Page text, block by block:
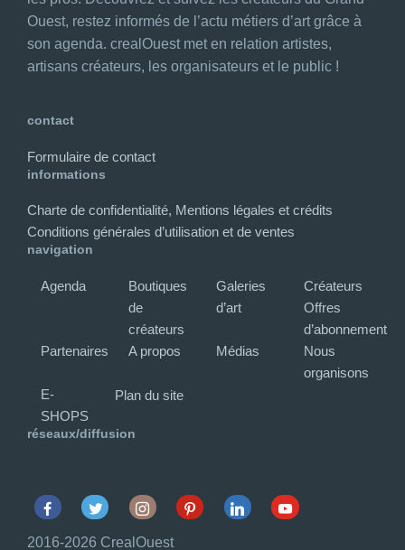
Ouest, restez informés de l’actu métiers d’art grâce à
son agenda. crealOuest met en relation artistes,
artisans créateurs, les organisateurs et le public !
contact
Formulaire de contact
informations
Charte de confidentialité, Mentions légales et crédits
Conditions générales d’utilisation et de ventes
navigation
Agenda
Boutiques
de
créateurs
Galeries
d’art
Créateurs
Offres
d’abonnement
Partenaires
A propos Médias
Nous
organisons
E-
SHOPS
Plan du site
réseaux/diffusion
FacebookTwitter InstagramPinterest
2016-2026 CrealOuest